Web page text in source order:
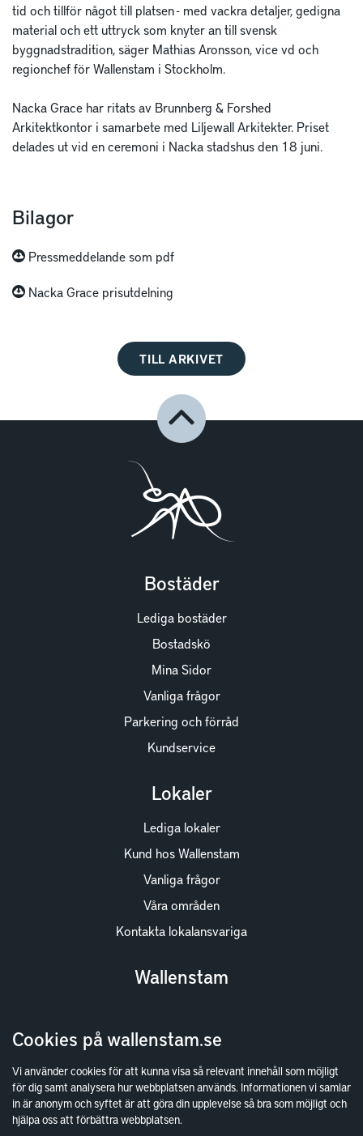
Cookies på wallenstam.se
Vi använder cookies för att kunna visa så relevant innehåll som möjligt
för dig samt analysera hur webbplatsen används. Informationen vi samlar
in är anonym och syftet är att göra din upplevelse så bra som möjligt och
hjälpa oss att förbättra webbplatsen.
tid och tillför något till platsen - med vackra detaljer, gedigna
material och ett uttryck som knyter an till svensk
byggnadstradition, säger Mathias Aronsson, vice vd och
regionchef för Wallenstam i Stockholm.
Nacka Grace har ritats av Brunnberg & Forshed
Arkitektkontor i samarbete med Liljewall Arkitekter. Priset
delades ut vid en ceremoni i Nacka stadshus den 18 juni.
Bilagor
Pressmeddelande som pdf
Nacka Grace prisutdelning
TILL ARKIVET
Bostäder
Lediga bostäder
Bostadskö
Mina Sidor
Vanliga frågor
Parkering och förråd
Kundservice
Lokaler
Lediga lokaler
Kund hos Wallenstam
Vanliga frågor
Våra områden
Kontakta lokalansvariga
Wallenstam
Finansiella rapporter
Sök fakturamottagare
Våra fastigheter
Hållbarhet